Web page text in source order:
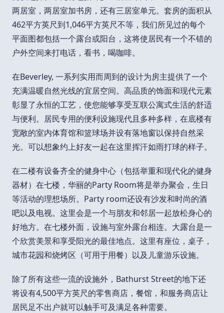
两居室，两居室加书房，还有三居室单元。套房的面积从
462平方英尺到1,046平方英尺不等，我们所见过的每个
平面图都包括一个露台或阳台，这将使居民有一个不错的
户外空间来打电话，看书，喝咖啡。
在Beverley, 一系列实用而周到的设计为房主提供了一个
充满温暖自然光线的宜居空间。高品质的饰面和现代元素
彰显了永恒的工艺，使您能够享受互联公寓式生活的舒适
与便利。居民专用的便利设施现代且多种多样，在底楼有
宽敞的室内体育馆和篮球场并设有落地窗以保持自然采
光。可以想象约上好友一起在这里挥汗如雨打球的样子。
在二楼有设备齐全的健身中心（包括举重和现代化的健身
器材）在七楼，华丽的Party Room将是举办聚会，生日
等活动的理想场所。Party room还设有沙发和时尚的酒
吧以及电视。这里会是一个与朋友和邻居一起放松身心的
好地方。在七楼外面，设施与室外露台相连。大露台是一
个欣赏美景和享受阳光的最佳地点。这里有座位，桌子，
城市花园和烧烤区（可用于用餐）以及儿童游乐设施。
除了所有这些一流的设施外，Bathurst Street的地下还
将设有4,500平方英尺的零售商店，餐馆，和服务商店让
居民足不出户就可以触手可及满足各种需要。